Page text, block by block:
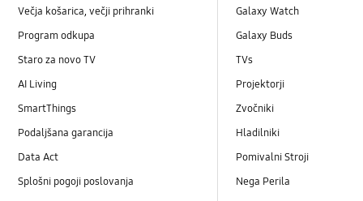
Večja košarica, večji prihranki
Program odkupa
Staro za novo TV
AI Living
SmartThings
Podaljšana garancija
Data Act
Splošni pogoji poslovanja
Galaxy Watch
Galaxy Buds
TVs
Projektorji
Zvočniki
Hladilniki
Pomivalni Stroji
Nega Perila